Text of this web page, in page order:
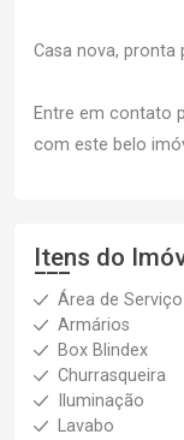
Casa nova, pronta
Entre em contato
com este belo
Itens do
Área de Serviço
Armários
Box Blindex
Churrasqueira
Iluminação
Lavabo